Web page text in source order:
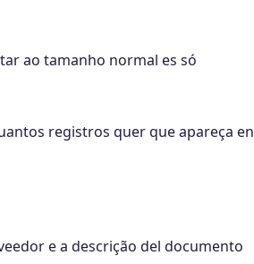
ao tamanho normal es só
registros quer que apareça en
e a descrição del documento